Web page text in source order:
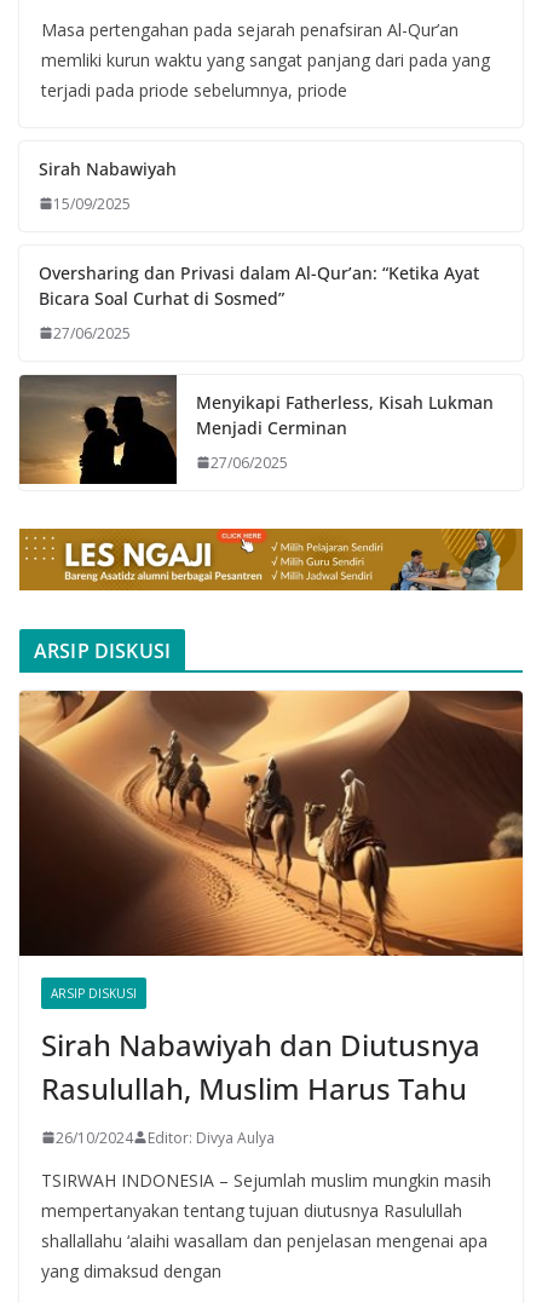
Masa pertengahan pada sejarah penafsiran Al-Qur’an
memliki kurun waktu yang sangat panjang dari pada yang
terjadi pada priode sebelumnya, priode
Sirah Nabawiyah
15/09/2025
Oversharing dan Privasi dalam Al-Qur’an: “Ketika Ayat
Bicara Soal Curhat di Sosmed”
27/06/2025
Menyikapi Fatherless, Kisah Lukman
Menjadi Cerminan
27/06/2025
ARSIP DISKUSI
ARSIP DISKUSI
Sirah Nabawiyah dan Diutusnya
Rasulullah, Muslim Harus Tahu
26/10/2024 Editor: Divya Aulya
TSIRWAH INDONESIA – Sejumlah muslim mungkin masih
mempertanyakan tentang tujuan diutusnya Rasulullah
shallallahu ‘alaihi wasallam dan penjelasan mengenai apa
yang dimaksud dengan